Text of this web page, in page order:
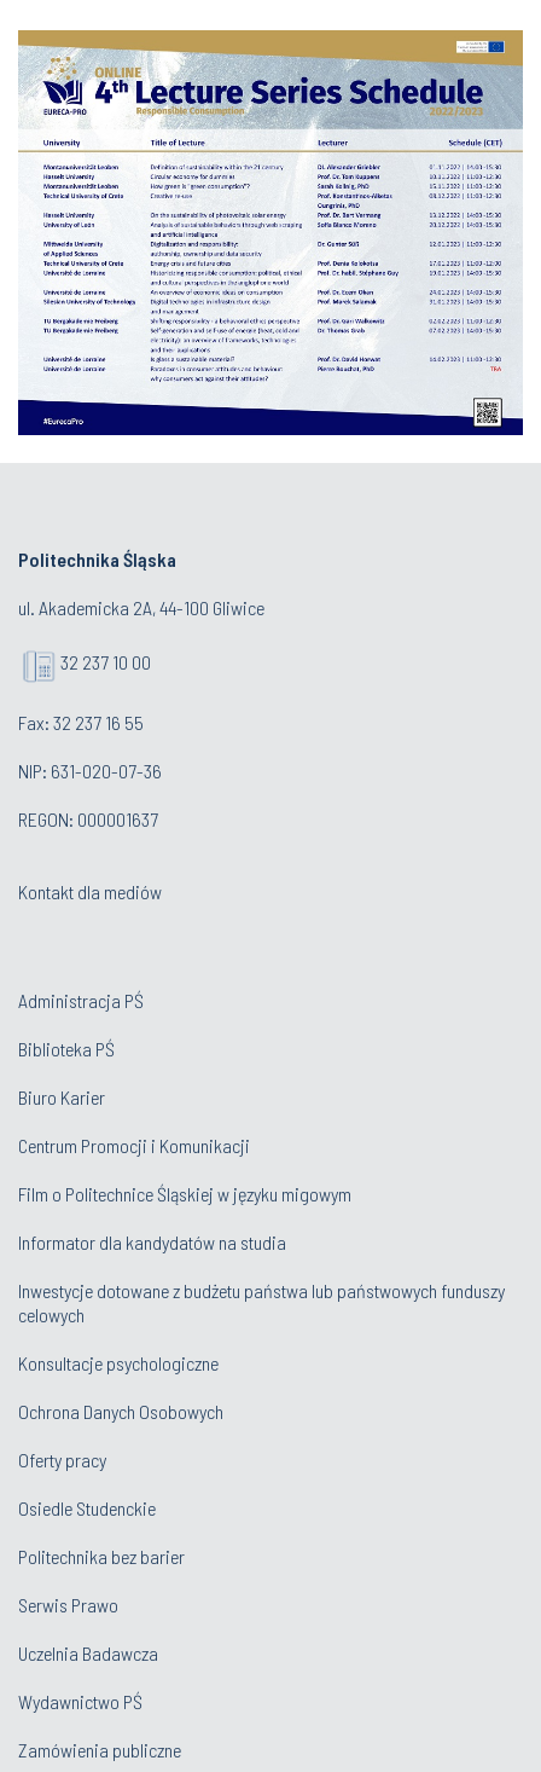
Politechnika Śląska
ul. Akademicka 2A, 44-100 Gliwice
32 237 10 00
Fax: 32 237 16 55
NIP: 631-020-07-36
REGON: 000001637
Kontakt dla mediów
Administracja PŚ
Biblioteka PŚ
Biuro Karier
Centrum Promocji i Komunikacji
Film o Politechnice Śląskiej w języku migowym
Informator dla kandydatów na studia
Inwestycje dotowane z budżetu państwa lub państwowych funduszy
celowych
Konsultacje psychologiczne
Ochrona Danych Osobowych
Oferty pracy
Osiedle Studenckie
Politechnika bez barier
Serwis Prawo
Uczelnia Badawcza
Wydawnictwo PŚ
Zamówienia publiczne